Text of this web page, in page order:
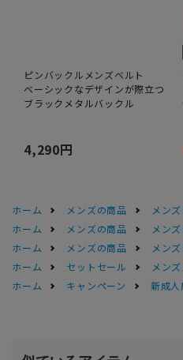
ピンバックルメンズベルト
ベーシックなデザインが際立つ
ブラックメタルバックル
4,290円
ホーム メンズの商品 メン
ホーム
メンズの商品 メン
ホーム
メンズの商品 メン
ホーム
セットセール
メン
ホーム
キャンペーン 新成人